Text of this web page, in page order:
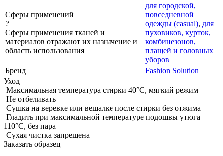
Сферы применений
?
Сферы применения тканей и
материалов отражают их назначение и
область использования
для городской,
повседневной
одежды (casual), для
пуховиков, курток,
комбинезонов,
плащей и головных
уборов
Бренд
Fashion Solution
Уход
Максимальная температура стирки 40°C, мягкий режим
Не отбеливать
Сушка на веревке или вешалке после стирки без отжима
Гладить при максимальной температуре подошвы утюга
110°C, без пара
Сухая чистка запрещена
Заказать образец